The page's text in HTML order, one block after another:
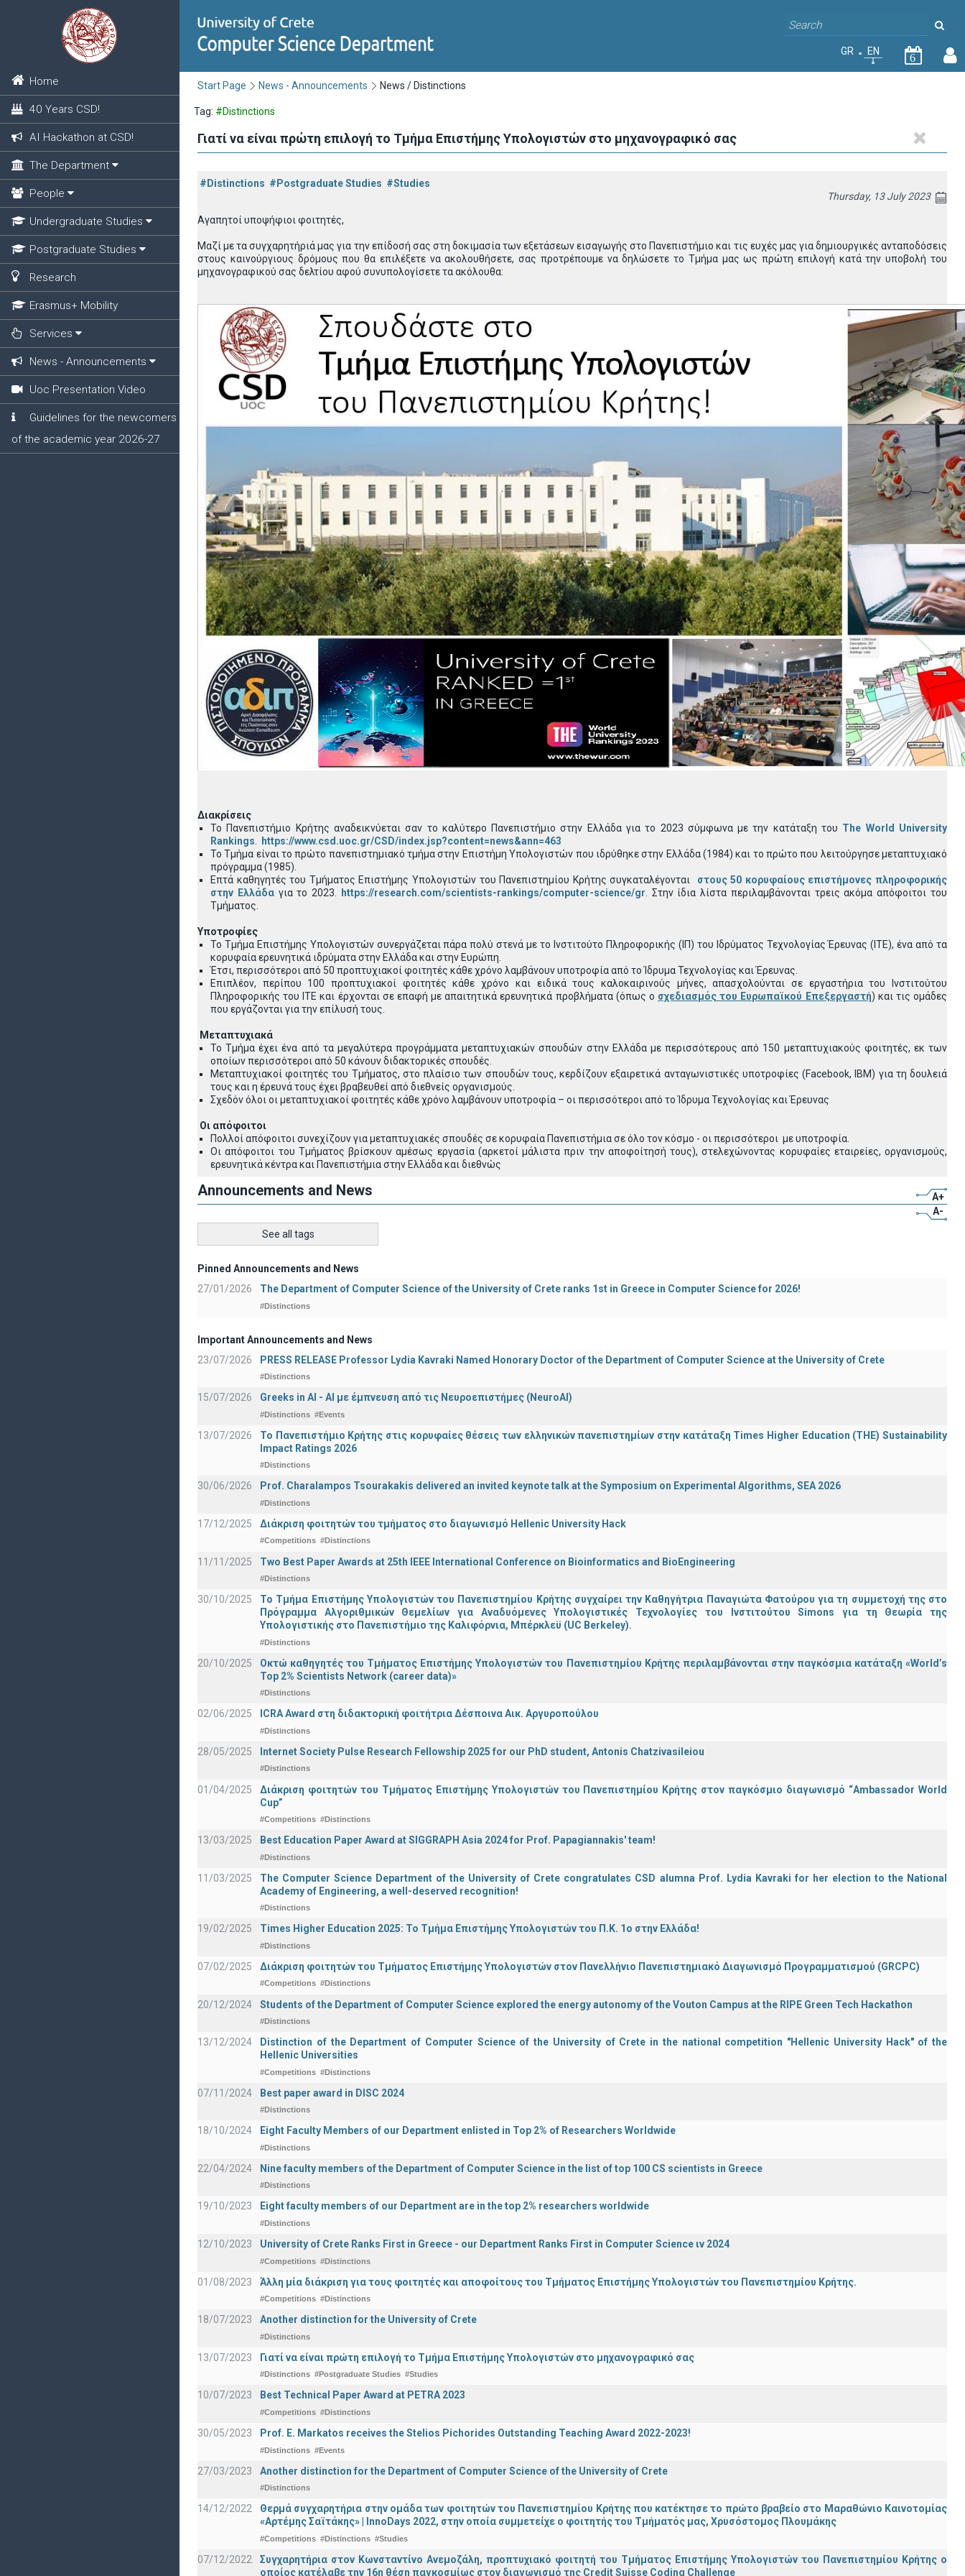
Home
40 Years CSD!
AI Hackathon at CSD!
The Department
People
Undergraduate Studies
Postgraduate Studies
Research
Erasmus+ Mobility
Services
News - Announcements
Uoc Presentation Video
Guidelines for the newcomers
of the academic year 2026-27
GR EN
6
Start Page News - Announcements News / Distinctions
Tag: #Distinctions
Γιατί να είναι πρώτη επιλογή το Τμήμα Επιστήμης Υπολογιστών στο μηχανογραφικό σας
#Distinctions #Postgraduate Studies #Studies
Thursday, 13 July 2023
Αγαπητοί υποψήφιοι φοιτητές,
Μαζί με τα συγχαρητήριά μας για την επίδοσή σας στη δοκιμασία των εξετάσεων εισαγωγής στο Πανεπιστήμιο και τις ευχές μας για δημιουργικές ανταποδόσεις
στους καινούργιους δρόμους που θα επιλέξετε να ακολουθήσετε, σας προτρέπουμε να δηλώσετε το Τμήμα μας ως πρώτη επιλογή κατά την υποβολή του
μηχανογραφικού σας δελτίου αφού συνυπολογίσετε τα ακόλουθα:
Διακρίσεις
Το Πανεπιστήμιο Κρήτης αναδεικνύεται σαν το καλύτερο Πανεπιστήμιο στην Ελλάδα για το 2023 σύμφωνα με την κατάταξη του The World University
Rankings
https://www.csd.uoc.gr/CSD/index.jsp?content=news&ann=463
Το Τμήμα είναι το πρώτο πανεπιστημιακό τμήμα στην Επιστήμη Υπολογιστών που ιδρύθηκε στην Ελλάδα (1984) και το πρώτο που λειτούργησε μεταπτυχιακό
πρόγραμμα (1985).
Επτά καθηγητές του Τμήματος Επιστήμης Υπολογιστών του Πανεπιστημίου Κρήτης συγκαταλέγονται στους 50 κορυφαίους επιστήμονες πληροφορικής
στην Ελλάδαγια το 2023. https://research.com/scientists-rankings/computer-science/gr . Στην ίδια λίστα περιλαμβάνονται τρεις ακόμα απόφοιτοι του
Τμήματος.
Υποτροφίες
Το Τμήμα Επιστήμης Υπολογιστών συνεργάζεται πάρα πολύ στενά με το Ινστιτούτο Πληροφορικής (ΙΠ) του Ιδρύματος Τεχνολογίας Έρευνας (ΙΤΕ), ένα από τα
κορυφαία ερευνητικά ιδρύματα στην Ελλάδα και στην Ευρώπη.
Έτσι, περισσότεροι από 50 προπτυχιακοί φοιτητές κάθε χρόνο λαμβάνουν υποτροφία από το Ίδρυμα Τεχνολογίας και Έρευνας.
Επιπλέον, περίπου 100 προπτυχιακοί φοιτητές κάθε χρόνο και ειδικά τους καλοκαιρινούς μήνες, απασχολούνται σε εργαστήρια του Ινστιτούτου
Πληροφορικής του ΙΤΕ και έρχονται σε επαφή με απαιτητικά ερευνητικά προβλήματα (όπως ο σχεδιασμός του Ευρωπαϊκού Επεξεργαστή) και τις ομάδες
που εργάζονται για την επίλυσή τους.
Μεταπτυχιακά
Το Τμήμα έχει ένα από τα μεγαλύτερα προγράμματα μεταπτυχιακών σπουδών στην Ελλάδα με περισσότερους από 150 μεταπτυχιακούς φοιτητές, εκ των
οποίων περισσότεροι από 50 κάνουν διδακτορικές σπουδές.
Μεταπτυχιακοί φοιτητές του Τμήματος, στο πλαίσιο των σπουδών τους, κερδίζουν εξαιρετικά ανταγωνιστικές υποτροφίες (Facebook, IBM) για τη δουλειά
τους και η έρευνά τους έχει βραβευθεί από διεθνείς οργανισμούς.
Σχεδόν όλοι οι μεταπτυχιακοί φοιτητές κάθε χρόνο λαμβάνουν υποτροφία – οι περισσότεροι από το Ίδρυμα Τεχνολογίας και Έρευνας
Οι απόφοιτοι
Πολλοί απόφοιτοι συνεχίζουν για μεταπτυχιακές σπουδές σε κορυφαία Πανεπιστήμια σε όλο τον κόσμο - οι περισσότεροι με υποτροφία.
Οι απόφοιτοι του Τμήματος βρίσκουν αμέσως εργασία (αρκετοί μάλιστα πριν την αποφοίτησή τους), στελεχώνοντας κορυφαίες εταιρείες, οργανισμούς,
ερευνητικά κέντρα και Πανεπιστήμια στην Ελλάδα και διεθνώς
Announcements and News
A+
A-
See all tags
Pinned Announcements and News
27/01/2026
The Department of Computer Science of the University of Crete ranks 1st in Greece in Computer Science for 2026!
#Distinctions
Important Announcements and News
23/07/2026
PRESS RELEASE Professor Lydia Kavraki Named Honorary Doctor of the Department of Computer Science at the University of Crete
#Distinctions
15/07/2026 Greeks in AI - ΑΙ με έμπνευση από τις Νευροεπιστήμες (NeuroAI)
#Distinctions #Events
13/07/2026
Το Πανεπιστήμιο Κρήτης στις κορυφαίες θέσεις των ελληνικών πανεπιστημίων στην κατάταξη Times Higher Education (ΤΗΕ) Sustainability
Impact Ratings 2026
#Distinctions
30/06/2026 Prof. Charalampos Tsourakakis delivered an invited keynote talk at the Symposium on Experimental Algorithms, SEA 2026
#Distinctions
17/12/2025 Διάκριση φοιτητών του τμήματος στο διαγωνισμό Hellenic University Hack
#Competitions #Distinctions
11/11/2025 Two Best Paper Awards at 25th IEEE International Conference on Bioinformatics and BioEngineering
#Distinctions
30/10/2025
Το Τμήμα Επιστήμης Υπολογιστών του Πανεπιστημίου Κρήτης συγχαίρει την Καθηγήτρια Παναγιώτα Φατούρου για τη συμμετοχή της στο
Πρόγραμμα Αλγοριθμικών Θεμελίων για Αναδυόμενες Υπολογιστικές Τεχνολογίες του Ινστιτούτου Simons για τη Θεωρία της
Υπολογιστικής στο Πανεπιστήμιο της Καλιφόρνια, Μπέρκλεϋ (UC Berkeley).
#Distinctions
20/10/2025
Οκτώ καθηγητές του Τμήματος Επιστήμης Υπολογιστών του Πανεπιστημίου Κρήτης περιλαμβάνονται στην παγκόσμια κατάταξη «World’s
Top 2% Scientists Network (career data)»
#Distinctions
02/06/2025 ICRA Award στη διδακτορική φοιτήτρια Δέσποινα Αικ. Αργυροπούλου
#Distinctions
28/05/2025 Internet Society Pulse Research Fellowship 2025 for our PhD student, Antonis Chatzivasileiou
#Distinctions
01/04/2025
Διάκριση φοιτητών του Τμήματος Επιστήμης Υπολογιστών του Πανεπιστημίου Κρήτης στον παγκόσμιο διαγωνισμό “Ambassador World
Cup”
#Competitions #Distinctions
13/03/2025 Best Education Paper Award at SIGGRAPH Asia 2024 for Prof. Papagiannakis' team!
#Distinctions
11/03/2025
The Computer Science Department of the University of Crete congratulates CSD alumna Prof. Lydia Kavraki for her election to the National
Academy of Engineering, a well-deserved recognition!
#Distinctions
19/02/2025 Times Higher Education 2025: Το Τμήμα Επιστήμης Υπολογιστών του Π.Κ. 1ο στην Ελλάδα!
#Distinctions
07/02/2025 Διάκριση φοιτητών του Τμήματος Επιστήμης Υπολογιστών στον Πανελλήνιο Πανεπιστημιακό Διαγωνισμό Προγραμματισμού (GRCPC)
#Competitions #Distinctions
20/12/2024 Students of the Department of Computer Science explored the energy autonomy of the Vouton Campus at the RIPE Green Tech Hackathon
#Distinctions
13/12/2024
Distinction of the Department of Computer Science of the University of Crete in the national competition "Hellenic University Hack" of the
Hellenic Universities
#Competitions #Distinctions
07/11/2024 Best paper award in DISC 2024
#Distinctions
18/10/2024 Eight Faculty Members of our Department enlisted in Top 2% of Researchers Worldwide
#Distinctions
22/04/2024 Nine faculty members of the Department of Computer Science in the list of top 100 CS scientists in Greece
#Distinctions
19/10/2023 Eight faculty members of our Department are in the top 2% researchers worldwide
#Distinctions
12/10/2023 University of Crete Ranks First in Greece - our Department Ranks First in Computer Science ιν 2024
#Competitions #Distinctions
01/08/2023 Άλλη μία διάκριση για τους φοιτητές και αποφοίτους του Τμήματος Επιστήμης Υπολογιστών του Πανεπιστημίου Κρήτης.
#Competitions #Distinctions
18/07/2023 Another distinction for the University of Crete
#Distinctions
13/07/2023 Γιατί να είναι πρώτη επιλογή το Τμήμα Επιστήμης Υπολογιστών στο μηχανογραφικό σας
#Distinctions #Postgraduate Studies #Studies
10/07/2023 Best Technical Paper Award at PETRA 2023
#Competitions #Distinctions
30/05/2023 Prof. E. Markatos receives the Stelios Pichorides Outstanding Teaching Award 2022-2023!
#Distinctions #Events
27/03/2023 Another distinction for the Department of Computer Science of the University of Crete
#Distinctions
14/12/2022
Θερμά συγχαρητήρια στην ομάδα των φοιτητών του Πανεπιστημίου Κρήτης που κατέκτησε το πρώτο βραβείο στο Μαραθώνιο Καινοτομίας
«Αρτέμης Σαϊτάκης» | InnoDays 2022, στην οποία συμμετείχε ο φοιτητής του Τμήματός μας, Χρυσόστομος Πλουμάκης
#Competitions #Distinctions #Studies
07/12/2022
Συγχαρητήρια στον Κωνσταντίνο Ανεμοζάλη, προπτυχιακό φοιτητή του Τμήματος Επιστήμης Υπολογιστών του Πανεπιστημίου Κρήτης ο
οποίος κατέλαβε την 16η θέση παγκοσμίως στον διαγωνισμό της Credit Suisse Coding Challenge